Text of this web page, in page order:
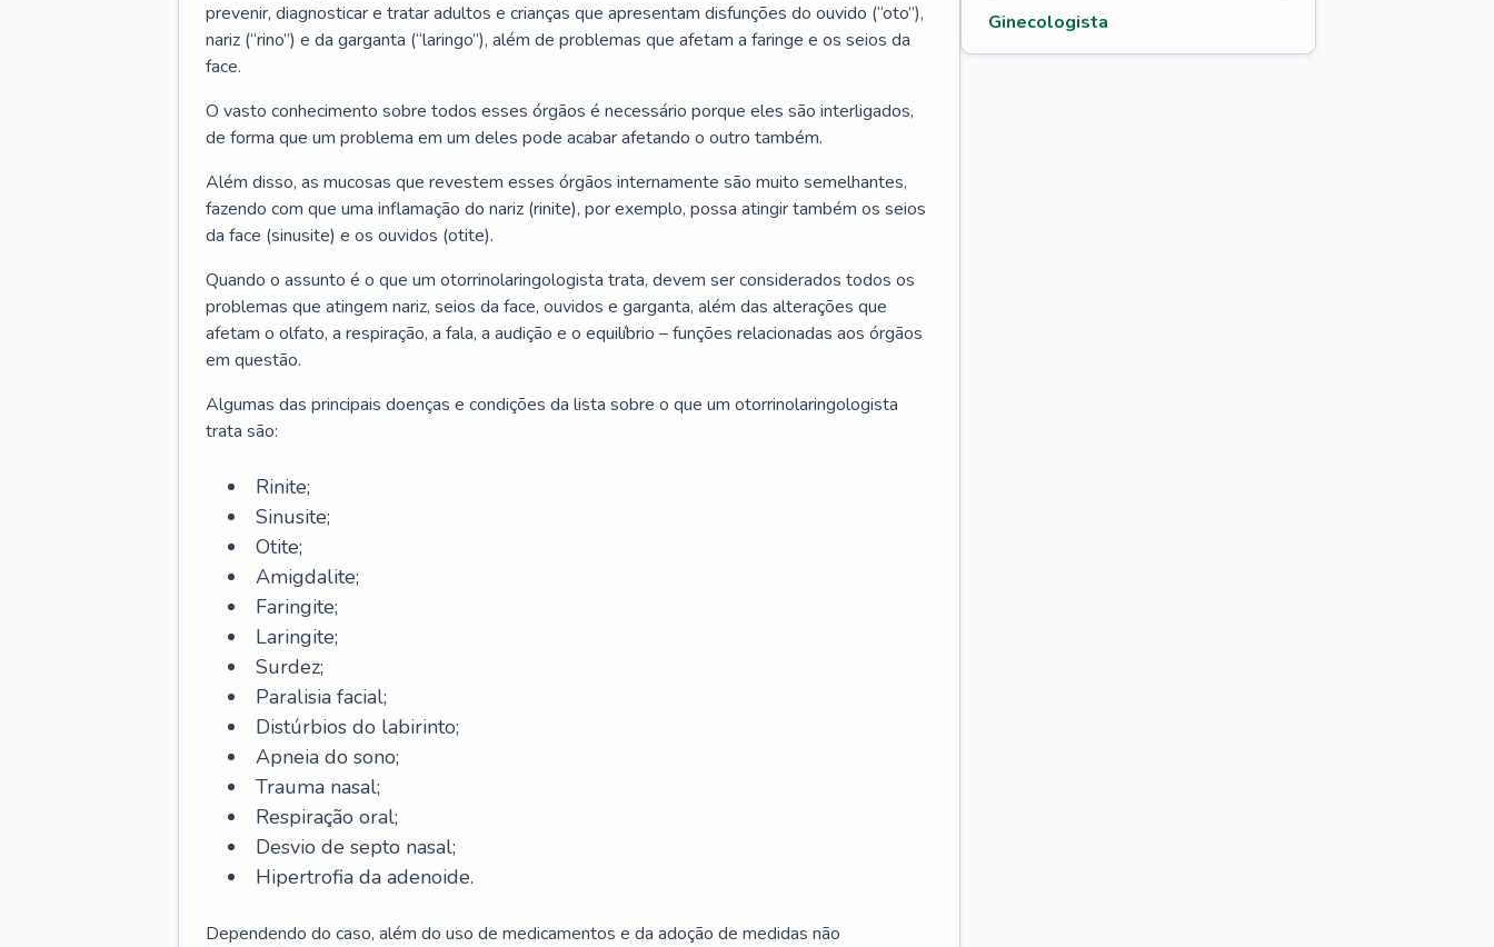
prevenir, diagnosticar e tratar adultos e crianças que apresentam disfunções do ouvido (“oto”),
nariz (“rino”) e da garganta (“laringo”), além de problemas que afetam a faringe e os seios da
face.
O vasto conhecimento sobre todos esses órgãos é necessário porque eles são interligados,
de forma que um problema em um deles pode acabar afetando o outro também.
Além disso, as mucosas que revestem esses órgãos internamente são muito semelhantes,
fazendo com que uma inflamação do nariz (rinite), por exemplo, possa atingir também os seios
da face (sinusite) e os ouvidos (otite).
Quando o assunto é o que um otorrinolaringologista trata, devem ser considerados todos os
problemas que atingem nariz, seios da face, ouvidos e garganta, além das alterações que
afetam o olfato, a respiração, a fala, a audição e o equilíbrio – funções relacionadas aos órgãos
em questão.
Algumas das principais doenças e condições da lista sobre o que um otorrinolaringologista
trata são:
Rinite;
Sinusite;
Otite;
Amigdalite;
Faringite;
Laringite;
Surdez;
Paralisia facial;
Distúrbios do labirinto;
Apneia do sono;
Trauma nasal;
Respiração oral;
Desvio de septo nasal;
Hipertrofia da adenoide.
Dependendo do caso, além do uso de medicamentos e da adoção de medidas não
Ginecologista